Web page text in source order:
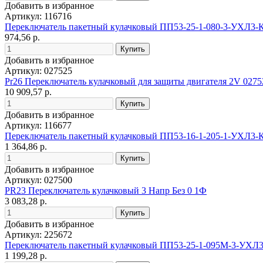
Добавить в избранное
Артикул: 116716
Переключатель пакетный кулачковый ПП53-25-1-080-3-
974,56 р.
Добавить в избранное
Артикул: 027525
Pr26 Переключатель кулачковый для защиты двигателя 2V
10 909,57 р.
Добавить в избранное
Артикул: 116677
Переключатель пакетный кулачковый ПП53-16-1-205-1-
1 364,86 р.
Добавить в избранное
Артикул: 027500
PR23 Переключатель кулачковый 3 Напр Без 0 1Ф
3 083,28 р.
Добавить в избранное
Артикул: 225672
Переключатель пакетный кулачковый ПП53-25-1-095М-3-
1 199,28 р.